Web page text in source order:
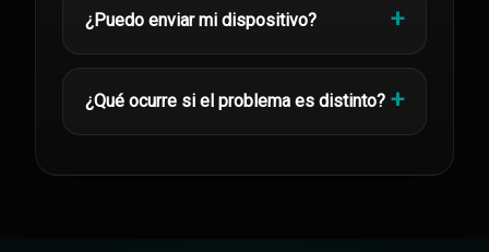
¿Puedo enviar mi dispositivo?
¿Qué ocurre si el problema es distinto?